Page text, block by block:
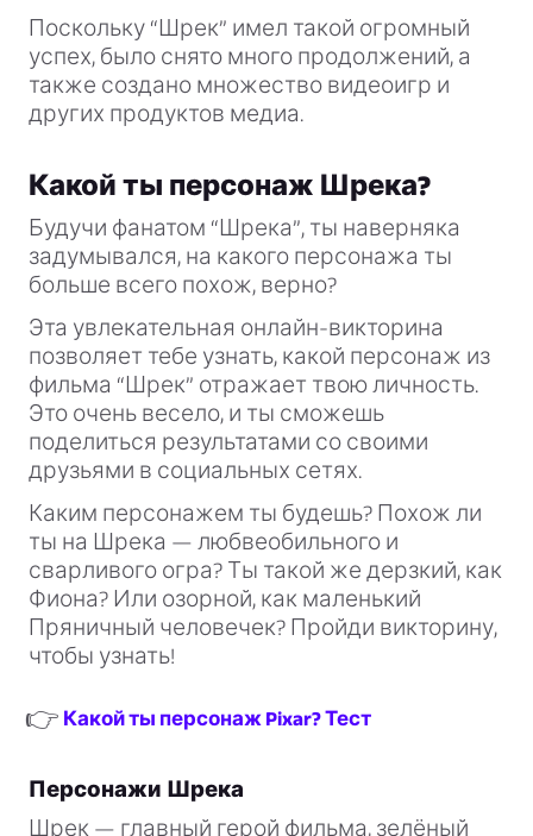
Поскольку “Шрек” имел такой огромный
успех, было снято много продолжений, а
также создано множество видеоигр и
других продуктов медиа.
Какой ты персонаж Шрека?
Будучи фанатом “Шрека”, ты наверняка
задумывался, на какого персонажа ты
больше всего похож, верно?
Эта увлекательная онлайн-викторина
позволяет тебе узнать, какой персонаж из
фильма “Шрек” отражает твою личность.
Это очень весело, и ты сможешь
поделиться результатами со своими
друзьями в социальных сетях.
Каким персонажем ты будешь? Похож ли
ты на Шрека — любвеобильного и
сварливого огра? Ты такой же дерзкий, как
Фиона? Или озорной, как маленький
Пряничный человечек? Пройди викторину,
чтобы узнать!
👉 Какой ты персонаж Pixar? Тест
Персонажи Шрека
Шрек — главный герой фильма, зелёный